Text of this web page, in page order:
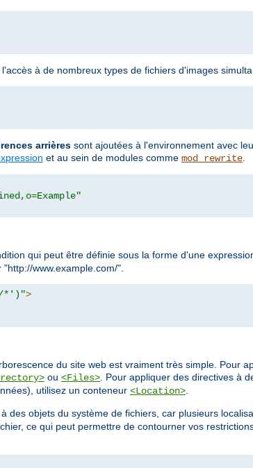
à de nombreux types de fichiers d'images
arrières sont ajoutées à l'environnement avec
et au sein de modules comme mod_rewrite
qui peut être définie sous la forme d'une
www.example.com/".
*')">
du site web est vraiment très simple. Pour
ou <Files> . Pour appliquer des directives à
utilisez un conteneur <Location>
des objets du système de fichiers, car plusieurs
ce qui peut permettre de contourner vos